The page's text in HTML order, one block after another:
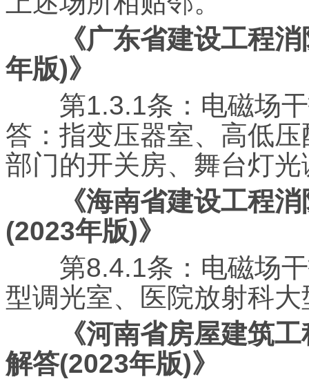
《广东省建设工程
年版)》
第1.3.1条：电磁场干
答：指变压器室、高低
部门的开关房、舞台灯
《海南省建设工程
(2023年版)》
第8.4.1条：电磁场干
型调光室、医院放射科
《河南省房屋建筑工
解答(2023年版)》